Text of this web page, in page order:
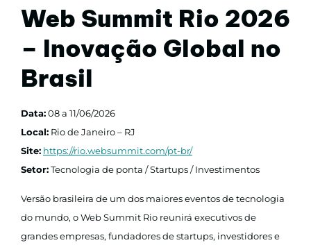
Web Summit Rio 2026
– Inovação Global no
Brasil
Data:08 a 11/06/2026
Local: Rio de Janeiro – RJ
Site: https://rio.websummit.com/pt-br/
Setor:Tecnologia de ponta / Startups / Investimentos
Versão brasileira de um dos maiores eventos de tecnologia
do mundo, o Web Summit Rio reunirá executivos de
grandes empresas, fundadores de startups, investidores e